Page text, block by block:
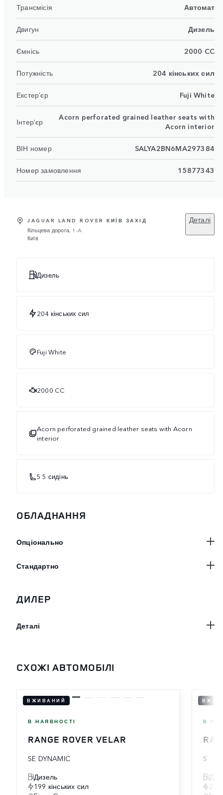
Трансмісія Автомат
Двигун Дизель
Ємнісь 2000 CC
Потужність 204 кінських сил
Екстер'єр Fuji White
Інтер'єр
Acorn perforated grained leather seats with
Acorn interior
ВІН номер SALYA2BN6MA297384
Номер замовлення 15877343
JAGUAR LAND ROVER КИЇВ ЗАХІД
Кільцева дорога, 1-A
Київ
Деталі
Дизель
204 кінських сил
Fuji White
2000 CC
Acorn perforated grained leather seats with Acorn
interior
5 5 сидінь
ОБЛАДНАННЯ
Опціонально
Стандартно
ДИЛЕР
Деталі
СХОЖІ АВТОМОБІЛІ
ВЖИВАНИЙ
В НАЯВНОСТІ
RANGE ROVER VELAR
SE DYNAMIC
Дизель
199 кінських сил
В
S
204